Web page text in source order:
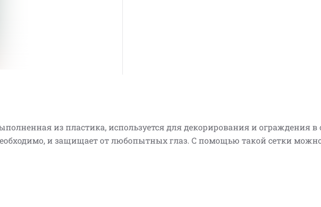
из пластика, используется для декорирования и ограждения в
и защищает от любопытных глаз. С помощью такой сетки